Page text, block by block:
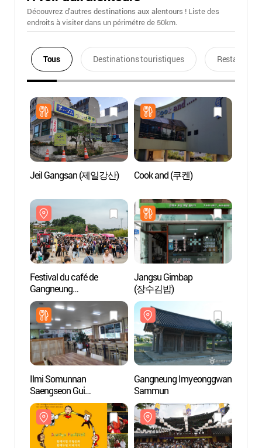
Découvrez d'autres destinations aux alentours ! Liste des
endroits à visiter dans un périmétre de 50km.
Tous Destinations touristiques Restaurants
Jeil Gangsan (제일강산) Cook and (쿠켄)
Festival du café de
Gangneung
(강릉커피축제)
Jangsu Gimbap
(장수김밥)
Ilmi Somunnan
Saengseon Gui
(일미소문난생선구이)
Gangneung Imyeonggwan
Sammun